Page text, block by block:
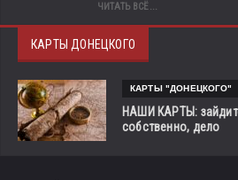
ЧИТАТЬ ВСЁ...
КАРТЫ ДОНЕЦКОГО
КАРТЫ "ДОНЕЦКОГО"
НАШИ КАРТЫ:
собственно, дело